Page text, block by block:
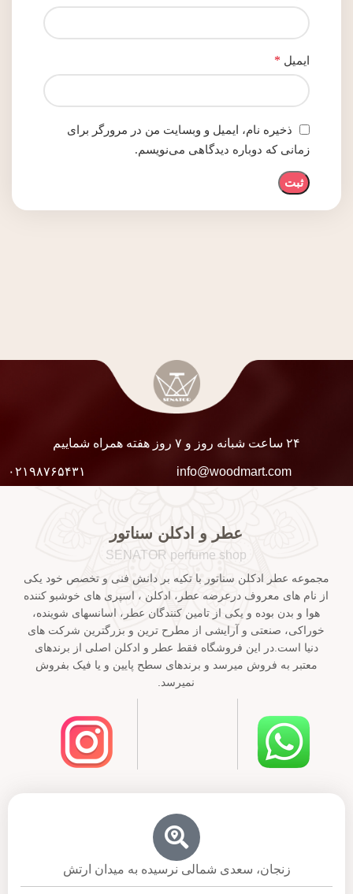
ایمیل *
ذخیره نام، ایمیل و وبسایت من در مرورگر برای
زمانی که دوباره دیدگاهی می‌نویسم.
۲۴ ساعت شبانه روز و ۷ روز هفته همراه شماییم
info@woodmart.com ۰۲۱۹۸۷۶۵۴۳۱
عطر و ادکلن سناتور
SENATOR perfume shop
مجموعه عطر ادکلن سناتور با تکیه بر دانش فنی و تخصص خود یکی
از نام های معروف درعرضه عطر، ادکلن ، اسپری های خوشبو کننده
هوا و بدن بوده و یکی از تامین کنندگان عطر، اسانسهای شوینده،
خوراکی، صنعتی و آرایشی از مطرح ترین و بزرگترین شرکت های
دنیا است.در این فروشگاه فقط عطر و ادکلن اصلی از برندهای
معتبر به فروش میرسد و برندهای سطح پایین و یا فیک بفروش
نمیرسد.
زنجان، سعدی شمالی نرسیده به میدان ارتش